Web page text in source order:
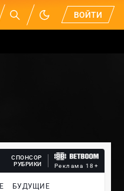
ВОЙТИ
СПОНСОР
РУБРИКИ
Реклама 18+
БУДУЩИЕ